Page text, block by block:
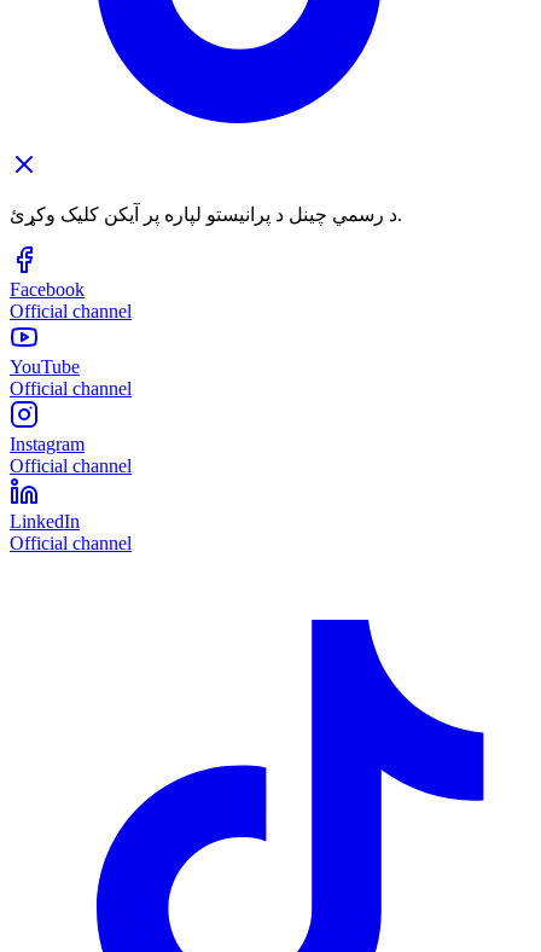
د رسمي چینل د پرانیستو لپاره پر آیکن کلیک وکړئ.
Facebook
Official channel
YouTube
Official channel
Instagram
Official channel
LinkedIn
Official channel